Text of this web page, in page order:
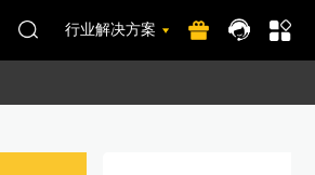
行业解决方案